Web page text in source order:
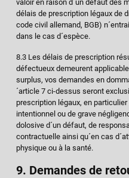
valoir en raison d´un défaut des
délais de prescription légaux de
code civil allemand, BGB)
dans le cas d´espèce.
8.3 Les délais de prescription
défectueux demeurent
surplus, vos demandes en
´article 7 ci-dessus seront
prescription légaux, en
intentionnel ou de grave
dolosive d´un défaut, de
contractuelle ainsi qu´en cas
physique ou à la santé.
9. Demandes de